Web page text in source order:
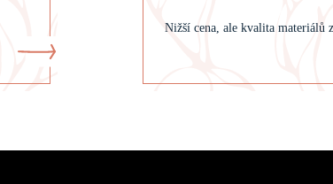
Nižší cena, ale kvalita materiálů